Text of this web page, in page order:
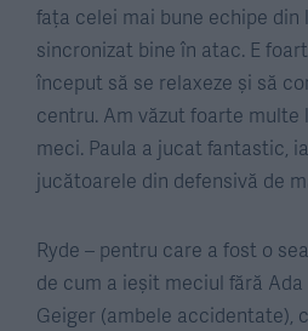
fața celei mai bune echipe din
sincronizat bine în atac. E
început să se relaxeze și să
centru. Am văzut foarte
meci. Paula a jucat fantastic,
jucătoarele din defensivă de
Ryde – pentru care a fost o
de cum a ieșit meciul fără
Geiger (ambele accidentate),